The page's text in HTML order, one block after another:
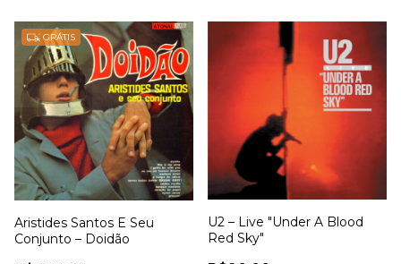
GRÁTIS
Aristides Santos E Seu
Conjunto – Doidão
U2 – Live "Under A Blood
Red Sky"